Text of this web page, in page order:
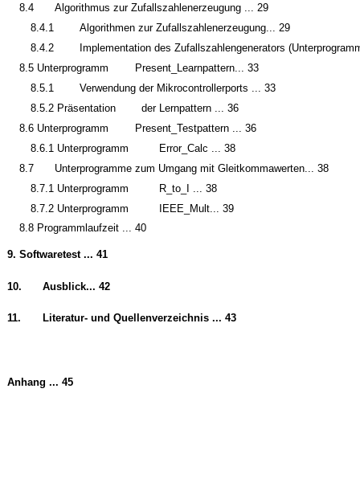
8.4
Algorithmus zur Zufallszahlenerzeugung ... 29
8.4.1
Algorithmen zur Zufallszahlenerzeugung... 29
8.4.2
Implementation des Zufallszahlengenerators
8.5 Unterprogramm
Present_Learnpattern... 33
8.5.1
Verwendung der Mikrocontrollerports ... 33
8.5.2 Präsentation
der Lernpattern ... 36
8.6 Unterprogramm
Present_Testpattern ... 36
8.6.1 Unterprogramm
Error_Calc ... 38
8.7
Unterprogramme zum Umgang mit Gleitkommawerten... 38
8.7.1 Unterprogramm
R_to_I ... 38
8.7.2 Unterprogramm
IEEE_Mult... 39
8.8 Programmlaufzeit ... 40
9. Softwaretest ... 41
10. Ausblick... 42
11. Literatur- und Quellenverzeichnis ... 43
Anhang ... 45